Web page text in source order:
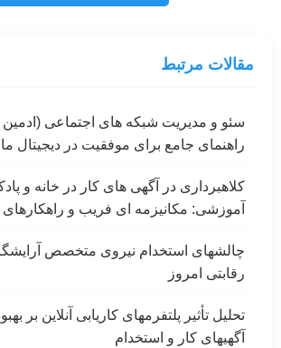
مقالات مرتبط
سئو و مدیریت شبکه های اجتماعی (ادمین
راهنمای جامع برای موفقیت در دیجیتال
کلاهبرداری در آگهی های کار در خانه و
آموزشی: مکانیزمه ای فریب و راهکارهای
چالشهای استخدام نیروی متخصص
رقابتی امروز
تحلیل تأثیر پلتفرمهای کاریابی آنلاین بر
آگهیهای کار و استخدام